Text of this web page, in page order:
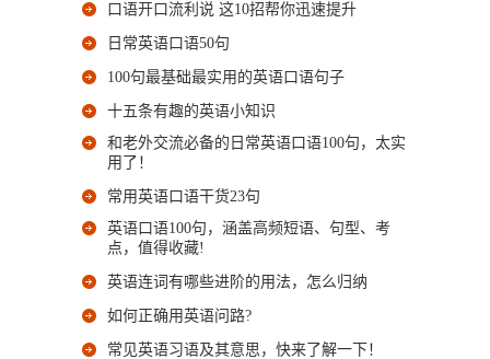
口语开口流利说 这10招帮你迅速提升
日常英语口语50句
100句最基础最实用的英语口语句子
十五条有趣的英语小知识
和老外交流必备的日常英语口语100句，太实
用了！
常用英语口语干货23句
英语口语100句，涵盖高频短语、句型、考
点，值得收藏!
英语连词有哪些进阶的用法，怎么归纳
如何正确用英语问路?
常见英语习语及其意思，快来了解一下！